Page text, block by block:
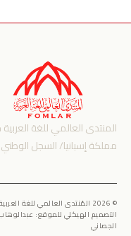
المنتدى العالمي للغة
مملكة إسبانيا/ السجل الوطني
© 2026 المُنتدى العالمي للغة العربية
التصميم الهيكلي للموقع:
الجصاني